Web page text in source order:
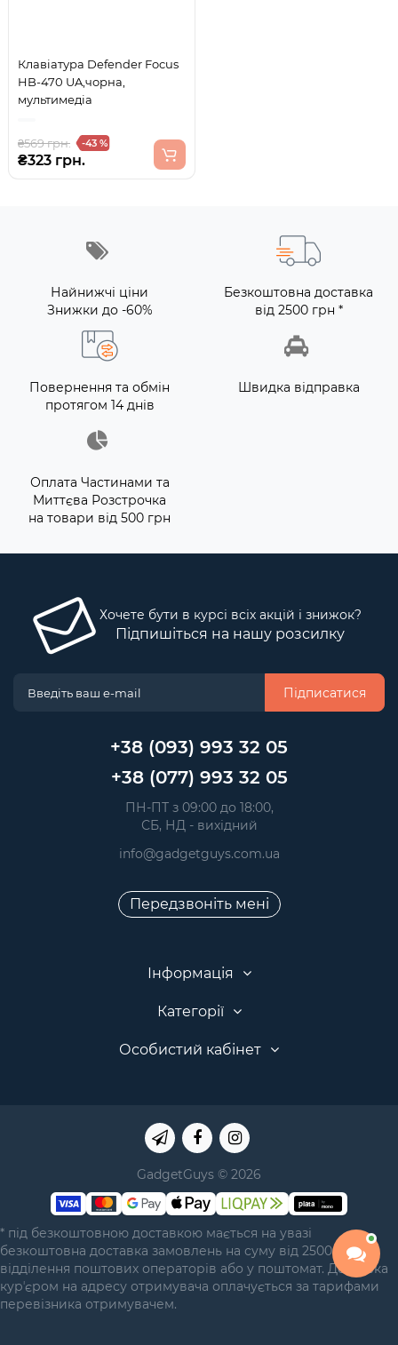
Клавіатура Defender Focus
HB-470 UA,чорна,
мультимедіа
₴569 грн. -43 %
₴323 грн.
Найнижчі ціни
Знижки до -60%
Безкоштовна доставка
від 2500 грн *
Повернення та обмін
протягом 14 днів
Швидка відправка
Оплата Частинами та
Миттєва Розстрочка
на товари від 500 грн
Хочете бути в курсі всіх акцій і знижок?
Підпишіться на нашу розсилку
Підписатися
+38 (093) 993 32 05
+38 (077) 993 32 05
ПН-ПТ з 09:00 до 18:00,
СБ, НД - вихідний
info@gadgetguys.com.ua
Передзвоніть мені
Інформація
Категорії
Особистий кабінет
GadgetGuys © 2026
* під безкоштовною доставкою мається на увазі
безкоштовна доставка замовлень на суму від 2500 грн у
відділення поштових операторів або у поштомат. Доставка
курʼєром на адресу отримувача оплачується за тарифами
перевізника отримувачем.